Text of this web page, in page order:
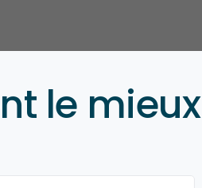
le mieux